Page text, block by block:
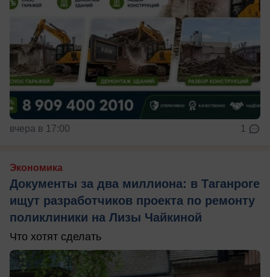
вчера в 17:00 1
Экономика
Документы за два миллиона: в Таганроге
ищут разработчиков проекта по ремонту
поликлиники на Лизы Чайкиной
Что хотят сделать